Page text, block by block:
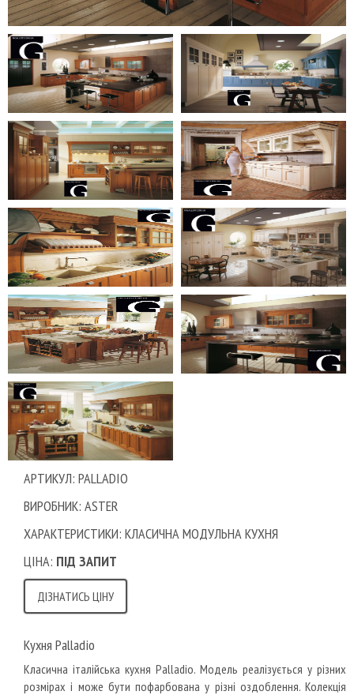
АРТИКУЛ: PALLADIO
ВИРОБНИК: ASTER
ХАРАКТЕРИСТИКИ: КЛАСИЧНА МОДУЛЬНА КУХНЯ
ЦІНА: ПІД ЗАПИТ
ДІЗНАТИСЬ ЦІНУ
Кухня Palladio
Класична італійська кухня Palladio. Модель реалізується у різних
розмірах і може бути пофарбована у різні оздоблення. Колекція